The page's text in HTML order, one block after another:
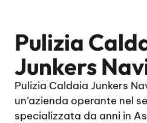
Pulizia
Junkers
Pulizia Caldaia Junkers
un’azienda operante nel
specializzata da anni in